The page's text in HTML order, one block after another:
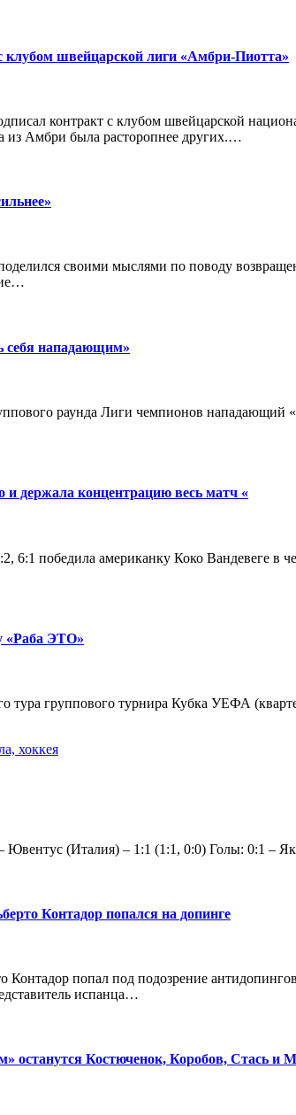
клубом швейцарской лиги «Амбри-Пиотта»
контракт с клубом швейцарской
из Амбри была расторопнее других.…
своими мыслями по поводу
себя нападающим»
раунда Лиги чемпионов нападающий
и держала концентрацию весь матч «
6:1 победила американку Коко Вандевеге в
ЭТО»
тура группового турнира Кубка УЕФА
хоккея
Ювентус (Италия) – 1:1 (1:1, 0:0) Голы:
Контадор попался на допинге
попал под подозрение
испанца…
останутся Костюченок, Коробов, Стась и